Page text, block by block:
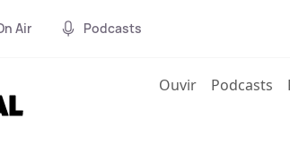
Air Podcasts
Ouvir(current)
Podcasts